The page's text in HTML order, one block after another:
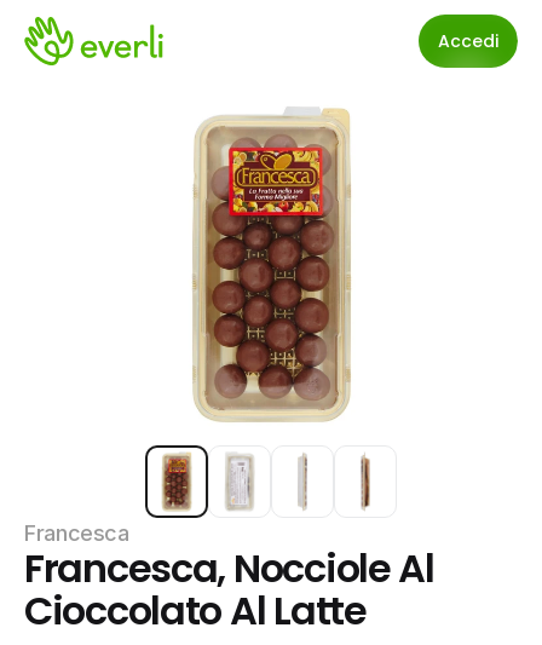
Accedi
Francesca
Francesca, Nocciole Al
Cioccolato Al Latte